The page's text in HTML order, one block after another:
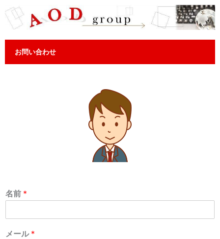
お問い合わせ
名前 *
メール *